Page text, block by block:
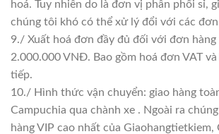
hoá. Tuy nhiên do là đơn vị phân phối sỉ,
chúng tôi khó có thể xử lý đổi với các đơn
9./ Xuất hoá đơn đầy đủ đối với đơn
2.000.000 VNĐ. Bao gồm hoá đơn VAT
tiếp.
10./ Hình thức vận chuyển: giao hàng
Campuchia qua chành xe . Ngoài ra
hàng VIP cao nhất của Giaohangtietkiem,